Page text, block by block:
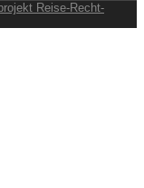
Reise-Recht-